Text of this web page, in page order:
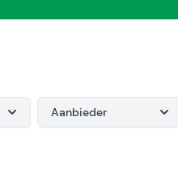
Aanbieder